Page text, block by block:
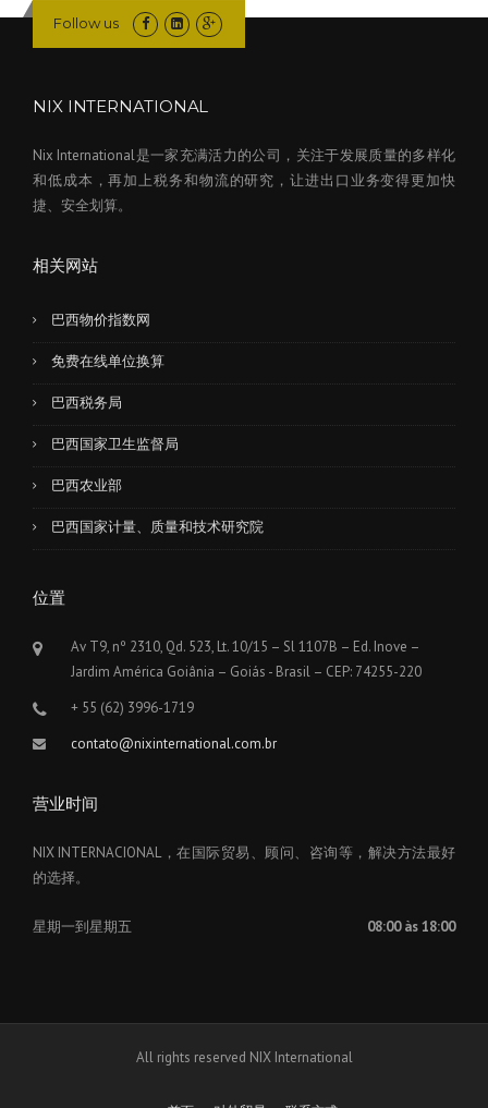
Follow us
NIX INTERNATIONAL
Nix International是一家充满活力的公司，关注于发展质量的多样化
和低成本，再加上税务和物流的研究，让进出口业务变得更加快
捷、安全划算。
相关网站
巴西物价指数网
免费在线单位换算
巴西税务局
巴西国家卫生监督局
巴西农业部
巴西国家计量、质量和技术研究院
位置
Av T9, nº 2310, Qd. 523, Lt. 10/15 – Sl 1107B – Ed. Inove –
Jardim América Goiânia – Goiás - Brasil – CEP: 74255-220
+ 55 (62) 3996-1719
contato@nixinternational.com.br
营业时间
NIX INTERNACIONAL，在国际贸易、顾问、咨询等，解决方法最好
的选择。
星期一到星期五 08:00 às 18:00
All rights reserved NIX International